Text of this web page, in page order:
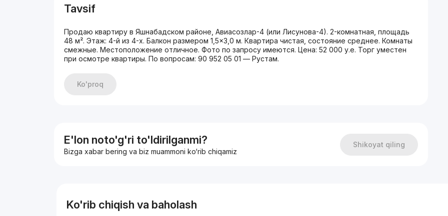
Tavsif
Продаю квартиру в Яшнабадском районе, Авиасозлар-4 (или Лисунова-4). 2-комнатная, площадь
48 м². Этаж: 4-й из 4-х. Балкон размером 1,5×3,0 м. Квартира чистая, состояние среднее. Комнаты
смежные. Местоположение отличное. Фото по запросу имеются. Цена: 52 000 у.е. Торг уместен
при осмотре квартиры. По вопросам: 90 952 05 01 — Рустам.
Ko'proq
E'lon noto'g'ri to'ldirilganmi?
Bizga xabar bering va biz muammoni ko‘rib chiqamiz
Shikoyat qiling
Ko'rib chiqish va baholash